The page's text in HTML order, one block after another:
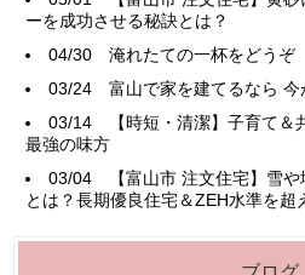
ーを成功させる秘訣とは？
04/30淹れたての一杯をどうぞ
03/24富山で家を建てるなら 今
03/14
【時短・清潔】子育て
最強の味方
03/04
【富山市 注文住宅】雪
とは？長期優良住宅＆ZEH水準を超